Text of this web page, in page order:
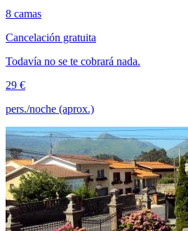
8 camas
Cancelación gratuita
Todavía no se te cobrará nada.
29 €
pers./noche (aprox.)